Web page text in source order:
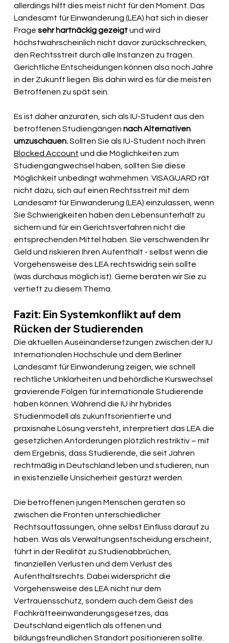
allerdings hilft dies meist nicht für den Moment. Das
Landesamt für Einwanderung (LEA) hat sich in dieser
Frage sehr hartnäckig gezeigt und wird
höchstwahrscheinlich nicht davor zurückschrecken,
den Rechtsstreit durch alle Instanzen zu tragen.
Gerichtliche Entscheidungen können also noch Jahre
in der Zukunft liegen. Bis dahin wird es für die meisten
Betroffenen zu spät sein.
Es ist daher anzuraten, sich als IU-Student aus den
betroffenen Studiengängen nach Alternativen
umzuschauen. Sollten Sie als IU-Student noch Ihren
Blocked Account und die Möglichkeiten zum
Studiengangwechsel haben, sollten Sie diese
Möglichkeit unbedingt wahrnehmen. VISAGUARD rät
nicht dazu, sich auf einen Rechtsstreit mit dem
Landesamt für Einwanderung (LEA) einzulassen, wenn
Sie Schwierigkeiten haben den Lebensunterhalt zu
sichern und für ein Gerichtsverfahren nicht die
entsprechenden Mittel haben. Sie verschwenden Ihr
Geld und riskieren Ihren Aufenthalt - selbst wenn die
Vorgehensweise des LEA rechtswidrig sein sollte
(was durchaus möglich ist). Gerne beraten wir Sie zu
vertieft zu diesem Thema.
Fazit: Ein Systemkonflikt auf dem
Rücken der Studierenden
Die aktuellen Auseinandersetzungen zwischen der IU
Internationalen Hochschule und dem Berliner
Landesamt für Einwanderung zeigen, wie schnell
rechtliche Unklarheiten und behördliche Kurswechsel
gravierende Folgen für internationale Studierende
haben können. Während die IU ihr hybrides
Studienmodell als zukunftsorientierte und
praxisnahe Lösung versteht, interpretiert das LEA die
gesetzlichen Anforderungen plötzlich restriktiv – mit
dem Ergebnis, dass Studierende, die seit Jahren
rechtmäßig in Deutschland leben und studieren, nun
in existenzielle Unsicherheit gestürzt werden.
Die betroffenen jungen Menschen geraten so
zwischen die Fronten unterschiedlicher
Rechtsauffassungen, ohne selbst Einfluss darauf zu
haben. Was als Verwaltungsentscheidung erscheint,
führt in der Realität zu Studienabbrüchen,
finanziellen Verlusten und dem Verlust des
Aufenthaltsrechts. Dabei widerspricht die
Vorgehensweise des LEA nicht nur dem
Vertrauensschutz, sondern auch dem Geist des
Fachkräfteeinwanderungsgesetzes, das
Deutschland eigentlich als offenen und
bildungsfreundlichen Standort positionieren sollte.